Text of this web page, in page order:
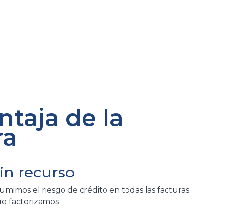
de la
recurso
el riesgo de crédito en todas las facturas
factorizamos